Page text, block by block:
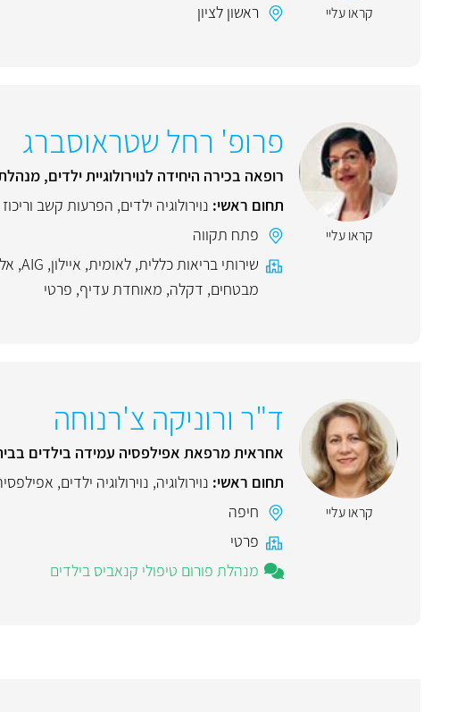
קראו עליי
ראשון לציון
קראו עליי
פרופ' רחל שטראוסברג
רופאה בכירה היחידה לנוירולוגיית ילדים,
תחום ראשי: נוירולוגיה ילדים, הפרעות קשב וריכוז
פתח תקווה
שירותי בריאות כללית, לאומית, איילון,
AIG
,
מבטחים, דקלה, מאוחדת עדיף, פרטי
קראו עליי
ד"ר ורוניקה צ'רנוחה
אחראית מרפאת אפילפסיה עמידה בילדים
תחום ראשי: נוירולוגיה, נוירולוגיה ילדים,
חיפה
פרטי
מנהלת פורום טיפולי קנאביס בילדים